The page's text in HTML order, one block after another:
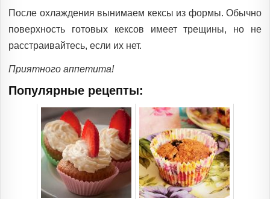
После охлаждения вынимаем кексы из формы. Обычно
поверхность готовых кексов имеет трещины, но не
расстраивайтесь, если их нет.
Приятного аппетита!
Популярные рецепты: